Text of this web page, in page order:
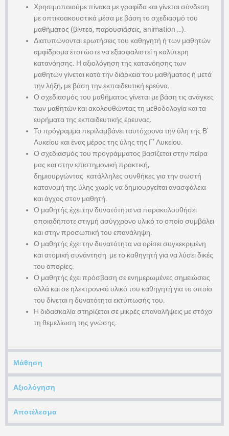
Χρησιμοποιούμε πίνακα με γραφίδα και γίνεται σύνδεση
με οπτικοακουστικά μέσα με βάση το σχεδιασμό του
μαθήματος (βίντεο, παρουσιάσεις, animation …).
Διατυπώνονται ερωτήσεις του καθηγητή ή των μαθητών
αμφίδρομα έτσι ώστε να εξασφαλιστεί η καλύτερη
κατανόησης. H αξιολόγηση της κατανόησης των
μαθητών γίνεται κατά την διάρκεια του μαθήματος ή μετά
την λήξη, με βάση την εκπαιδευτική ερεύνα.
Ο σχεδιασμός του μαθήματος γίνεται με βάση τις ανάγκες
των μαθητών και ακολουθώντας τη μεθοδολογία και τα
ευρήματα της εκπαιδευτικής έρευνας.
Το πρόγραμμα περιλαμβάνει ταυτόχρονα την ύλη της Β’
Λυκείου και ένας μέρος της ύλης της Γ’ Λυκείου.
Ο σχεδιασμός του προγράμματος βασίζεται στην πείρα
μας και στην επιστημονική πρακτική,
δημιουργώντας κατάλληλες συνθήκες για την σωστή
κατανομή της ύλης χωρίς να δημιουργείται ανασφάλεια
και άγχος στον μαθητή.
Ο μαθητής έχει την δυνατότητα να παρακολουθήσει
οποιαδήποτε στιγμή ασύγχρονο υλικό το οποίο συμβάλει
και στην προσωπική του επανάληψη.
Ο μαθητής έχει την δυνατότητα να ορίσει συγκεκριμένη
και ατομική συνάντηση με το καθηγητή για να λύσει δικές
του απορίες.
Ο μαθητής έχει πρόσβαση σε ενημερωμένες σημειώσεις
αλλά και σε ηλεκτρονικό υλικό του καθηγητή για το οποίο
του δίνεται η δυνατότητα εκτύπωσής του.
Η διδασκαλία στηρίζεται σε μικρές επαναλήψεις με στόχο
τη θεμελίωση της γνώσης.
Μάθηση
Αξιολόγηση
Αποτέλεσμα